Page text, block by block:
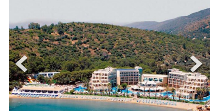
ФИРМЕНИ ДОКУМЕНТИ
0700 144 34 Запитване
ПОСЛЕДВАЙТЕ НИ